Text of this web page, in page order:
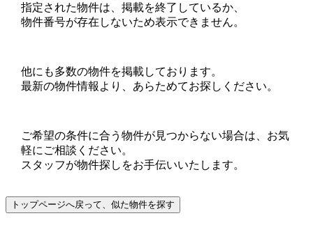
指定された物件は、掲載を終了しているか、
物件番号が存在しないため表示できません。
他にも多数の物件を掲載しております。
最新の物件情報より、あらためてお探しください。
ご希望の条件に合う物件が見つからない場合は、お気
軽にご相談ください。
スタッフが物件探しをお手伝いいたします。